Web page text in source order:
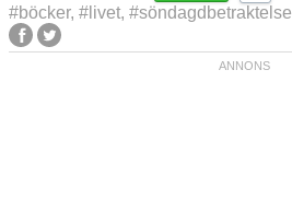
#böcker, #livet, #söndagdbetraktelse